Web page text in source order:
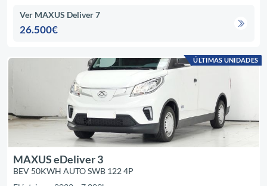
Ver MAXUS Deliver 7
26.500€
ÚLTIMAS UNIDADES
MAXUS eDeliver 3
BEV 50KWH AUTO SWB 122 4P